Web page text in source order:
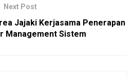
Next Post
Jajaki Kerjasama Penerapan
Management Sistem